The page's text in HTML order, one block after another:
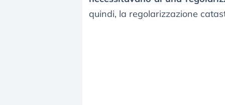
quindi, la regolarizzazione